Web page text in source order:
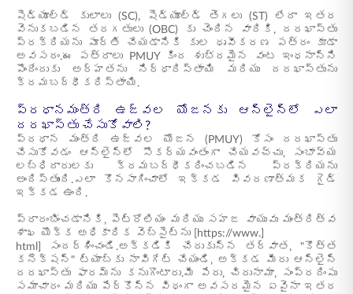
షెడ్యూల్డ్ కులాలు (SC), షెడ్యూల్డ్ తెగలు (ST) లేదా ఇతర
వెనుకబడిన తరగతులు (OBC) కు చెందిన వారికి, దరఖాస్తు
ప్రక్రియను పూర్తి చేయడానికి కుల ధృవీకరణ పత్రం కూడా
అవసరం.ఈ పత్రాలు PMUY కింద శుభ్రమైన వంట ఇంధనాన్ని
పొందేందుకు అర్హతను నిర్ధారిస్తాయి మరియు దరఖాస్తును
క్రమబద్ధీకరిస్తాయి.
ప్రధానమంత్రి ఉజ్వల యోజనకు ఆన్‌లైన్‌లో ఎలా
దరఖాస్తు చేసుకోవాలి?
ప్రధాన మంత్రి ఉజ్వల యోజన (PMUY) కోసం దరఖాస్తు
చేసుకోవడం ఆన్‌లైన్‌లో సౌకర్యవంతంగా చేయవచ్చు, సంభావ్య
లబ్ధిదారులకు క్రమబద్ధీకరించబడిన ప్రక్రియను
అందిస్తుంది.ఎలా కొనసాగించాలో ఇక్కడ వివరణాత్మక గైడ్
ఇక్కడ ఉంది.
ప్రారంభించడానికి, పెట్రోలియం మరియు సహజ వాయువు మంత్రిత్వ
శాఖ యొక్క అధికారిక వెబ్‌సైట్‌ను [https://www.]
html] సందర్శించండి.అక్కడికి చేరుకున్న తర్వాత, "కొత్త
కనెక్షన్" ట్యాబ్‌కు నావిగేట్ చేయండి, అక్కడ మీరు ఆన్‌లైన్
దరఖాస్తు ఫారమ్‌ను కనుగొంటారు.మీ పేరు, చిరునామా, సంప్రదింపు
సమాచారం మరియు పేర్కొన్న విధంగా అవసరమైన ఏవైనా ఇతర